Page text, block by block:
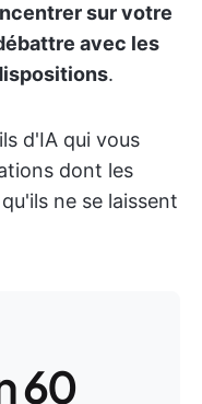
sur votre
avec les
.
d'IA qui vous
dont les
ne se laissent
60